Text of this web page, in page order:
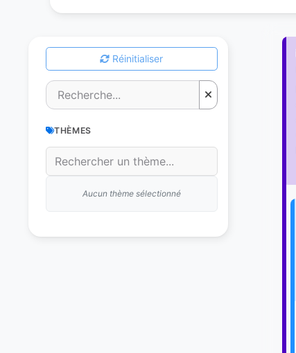
Réinitialiser
THÈMES
Aucun thème sélectionné